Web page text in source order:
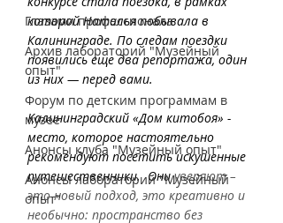
Глазами профессионала
Архив лабораторий "Музейный
опыт"
Форум по детским программам в
музее
Анонсы клуба "Музейный опыт"
Анонсы лабораторий "Музейный
опыт"
которой Наталья побывала в
Калининграде. По следам поездки
появились еще два репортажа, один
из них — перед вами.
Калининградский «Дом китобоя» -
место, которое настоятельно
рекомендуют посетить искушенные
путешественники.  Они уверяют –
это новый подход, это креативно и
необычно: пространство без